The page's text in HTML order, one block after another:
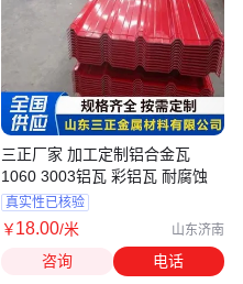
三正厂家 加工定制铝合金瓦
1060 3003铝瓦 彩铝瓦 耐腐蚀
真实性已核验
￥18.00/米 山东济南
咨询 电话